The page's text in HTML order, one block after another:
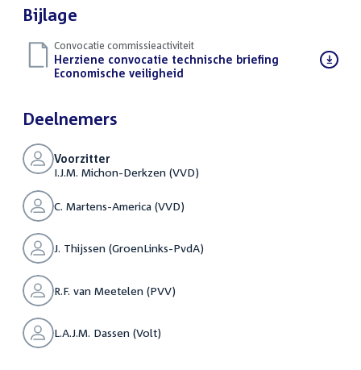
Bijlage
Convocatie commissieactiviteit
Download
bestand:
Herziene convocatie technische briefing
Economische veiligheid
Deelnemers
Voorzitter
I.J.M. Michon-Derkzen (VVD)
C. Martens-America (VVD)
J. Thijssen (GroenLinks-PvdA)
R.F. van Meetelen (PVV)
L.A.J.M. Dassen (Volt)